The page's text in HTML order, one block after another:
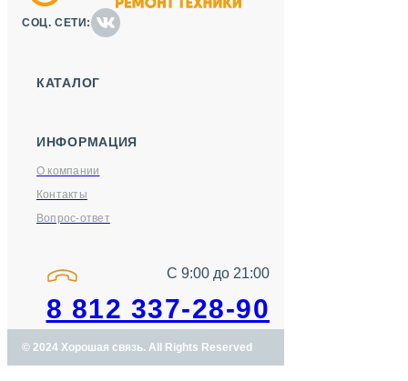
СОЦ. СЕТИ:
КАТАЛОГ
ИНФОРМАЦИЯ
О компании
Контакты
Вопрос-ответ
С 9:00 до 21:00
8 812 337-28-90
© 2024 Хорошая связь. All Rights Reserved